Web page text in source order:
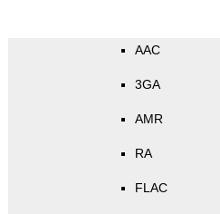
AAC
3GA
AMR
RA
FLAC